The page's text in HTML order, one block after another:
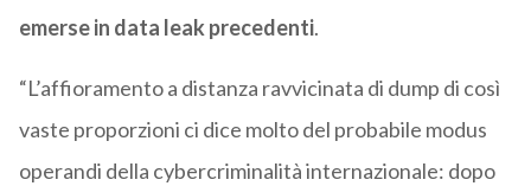
emerse in data leak precedenti.
“L’affioramento a distanza ravvicinata di dump di così
vaste proporzioni ci dice molto del probabile modus
operandi della cybercriminalità internazionale: dopo